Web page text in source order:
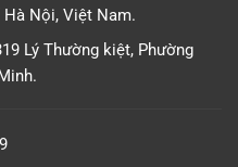
Hà Nội, Việt Nam.
Lý Thường kiệt, Phường